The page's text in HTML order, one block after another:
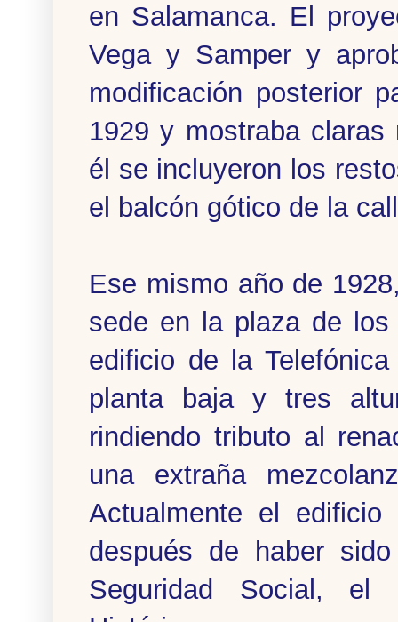
en Salamanca. El
Vega y Samper y
modificación posterior
1929 y mostraba
él se incluyeron los
el balcón gótico de la
Ese mismo año de
sede en la plaza de
edificio de la
planta baja y tres
rindiendo tributo al
una extraña
Actualmente el
después de haber
Seguridad Social, el